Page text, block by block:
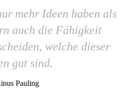
mehr Ideen haben als
auch die Fähigkeit
welche dieser
gut sind.
Pauling